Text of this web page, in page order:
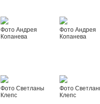
Фото Андрея
Копанева
Фото Андрея
Копанева
Фото Светланы
Клепс
Фото
Клепс